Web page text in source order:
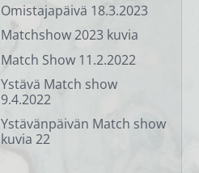
Omistajapäivä 18.3.2023
Matchshow 2023 kuvia
Match Show 11.2.2022
Ystävä Match show
9.4.2022
Ystävänpäivän Match show
kuvia 22